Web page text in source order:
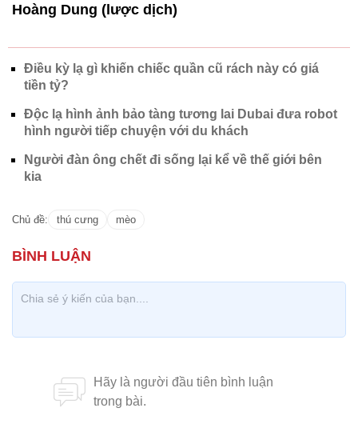
Hoàng Dung (lược dịch)
Điều kỳ lạ gì khiến chiếc quần cũ rách này có giá
tiền tỷ?
Độc lạ hình ảnh bảo tàng tương lai Dubai đưa robot
hình người tiếp chuyện với du khách
Người đàn ông chết đi sống lại kể về thế giới bên
kia
Chủ đề: thú cưng mèo